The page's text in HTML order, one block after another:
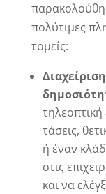
πολύτιμες
τομείς:
τάσεις,
ή έναν
στις
και να